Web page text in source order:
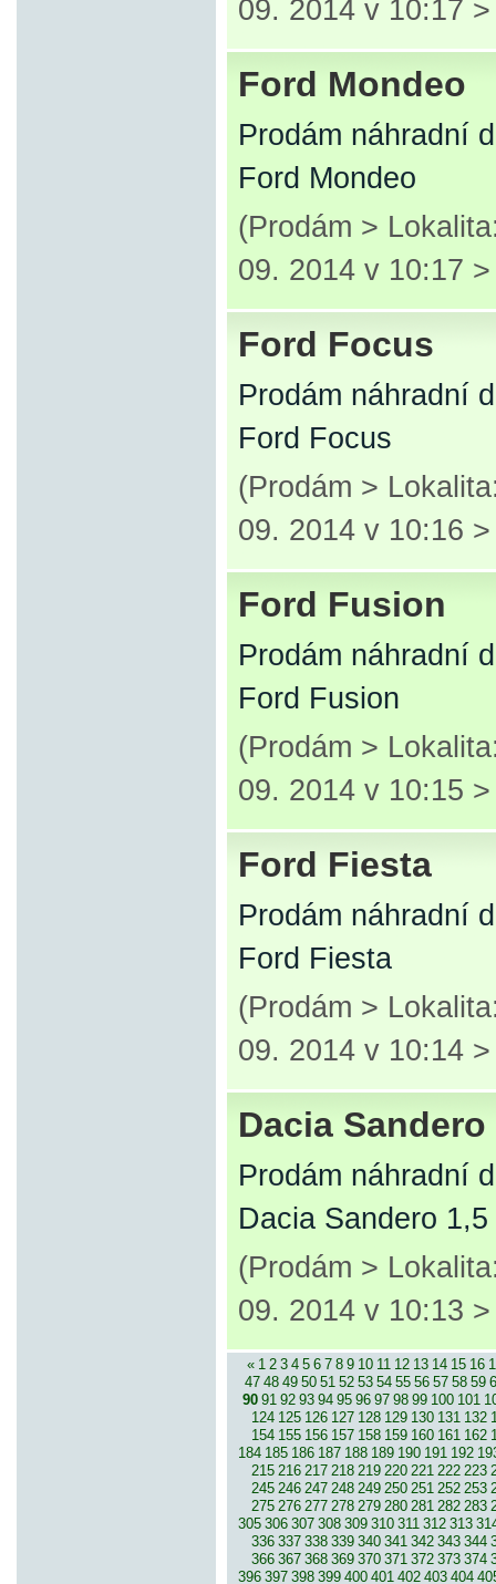
09. 2014 v 10:17
Ford Mondeo
Prodám náhradní
Ford Mondeo
(Prodám >
09. 2014 v 10:17
Ford Focus
Prodám náhradní
Ford Focus
(Prodám >
09. 2014 v 10:16
Ford Fusion
Prodám náhradní
Ford Fusion
(Prodám >
09. 2014 v 10:15
Ford Fiesta
Prodám náhradní
Ford Fiesta
(Prodám >
09. 2014 v 10:14
Dacia Sandero
Prodám náhradní
Dacia Sandero
(Prodám >
09. 2014 v 10:13
« 1 2 3 4 5 6 7 8 9 10 11 12 13 14 15 16
47 48 49 50 51 52 53 54 55 56 57 58 59
90 91 92 93 94 95 96 97 98 99 100 101
124 125 126 127 128 129 130 131 132
154 155 156 157 158 159 160 161 162
184 185 186 187 188 189 190 191 192
215 216 217 218 219 220 221 222 223
245 246 247 248 249 250 251 252 253
275 276 277 278 279 280 281 282 283
305 306 307 308 309 310 311 312 313
336 337 338 339 340 341 342 343 344
366 367 368 369 370 371 372 373 374
396 397 398 399 400 401 402 403 404